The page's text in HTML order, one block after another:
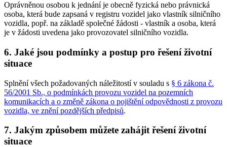
Oprávněnou osobou k jednání je obecně fyzická nebo právnická
osoba, která bude zapsaná v registru vozidel jako vlastník silničního
vozidla, popř. na základě společné žádosti - vlastník a osoba, která
je v žádosti uvedena jako provozovatel silničního vozidla.
6. Jaké jsou podmínky a postup pro řešení životní
situace
Splnění všech požadovaných náležitostí v souladu s § 6 zákona č.
56/2001 Sb., o podmínkách provozu vozidel na pozemních
komunikacích a o změně zákona o pojištění odpovědnosti z provozu
vozidla, ve znění pozdějších předpisů.
7. Jakým způsobem můžete zahájit řešení životní
situace